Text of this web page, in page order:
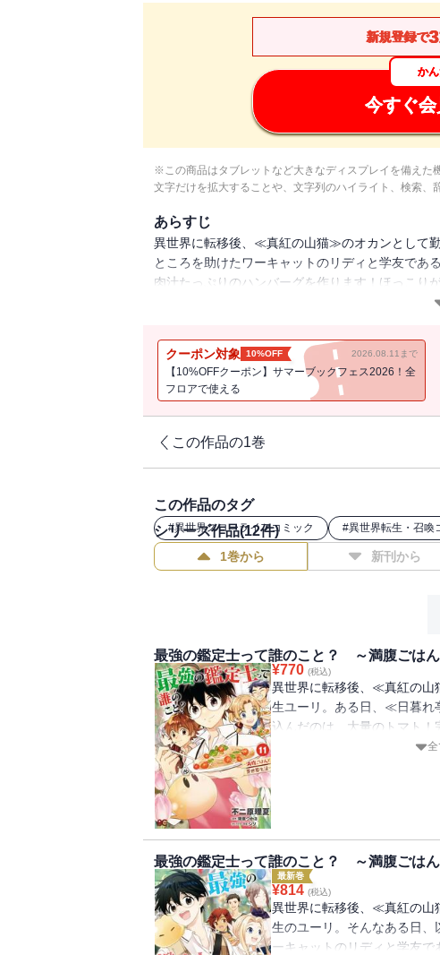
新規登録で
か
今すぐ
※この商品はタブレットなど大きなディスプレイを備えた
文字だけを拡大することや、文字列のハイライト、検索、
あらすじ
異世界に転移後、≪真紅の山猫≫のオカンとして
ところを助けたワーキャットのリディと学友であ
肉汁たっぷりのハンバーグを作ります！ほっこり
クーポン対象 10%OFF 2026.08.11まで
【10%OFFクーポン】サマーブックフェス2026！全
フロアで使える
この作品の1巻
この作品のタグ
#異世界スローライフコミック #異世界転生・召喚
シリーズ作品(12件)
1巻から 新刊から
最強の鑑定士って誰のこと？ ～満腹ごは
¥770 (税込)
異世界に転移後、≪真紅の山
生ユーリ。ある日、≪日暮れ
込んだのは、大量のトマト
にピッタリな冷製パスタを 全
最強の鑑定士って誰のこと？ ～満腹ごは
最新巻
¥814 (税込)
異世界に転移後、≪真紅の山
生のユーリ。そんなある日、
ーキャットのリディと学友